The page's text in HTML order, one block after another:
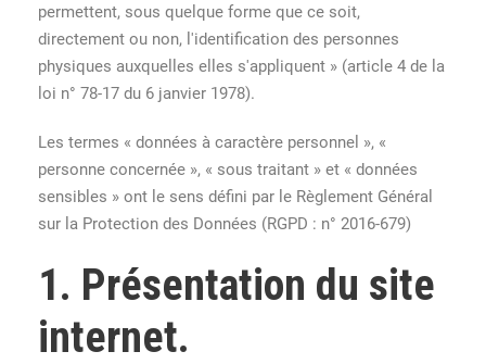
permettent, sous quelque forme que ce soit,
directement ou non, l'identification des personnes
physiques auxquelles elles s'appliquent » (article 4 de la
loi n° 78-17 du 6 janvier 1978).
Les termes « données à caractère personnel », «
personne concernée », « sous traitant » et « données
sensibles » ont le sens défini par le Règlement Général
sur la Protection des Données (RGPD : n° 2016-679)
1. Présentation du site
internet.